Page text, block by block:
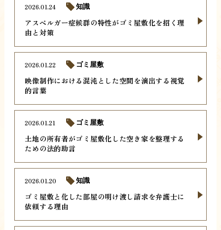
アスペルガー症候群の特性がゴミ屋敷化を招く理
由と対策
2026.01.24 知識
映像制作における混沌とした空間を演出する視覚
的言葉
2026.01.22 ゴミ屋敷
土地の所有者がゴミ屋敷化した空き家を整理する
ための法的助言
2026.01.21 ゴミ屋敷
ゴミ屋敷と化した部屋の明け渡し請求を弁護士に
依頼する理由
2026.01.20 知識